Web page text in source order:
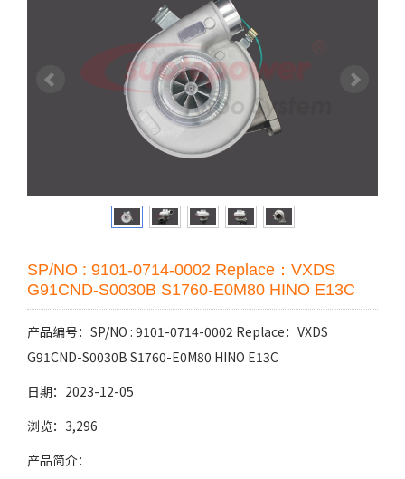
SP/NO : 9101-0714-0002 Replace：VXDS
G91CND-S0030B S1760-E0M80 HINO E13C
产品编号：SP/NO : 9101-0714-0002 Replace：VXDS
G91CND-S0030B S1760-E0M80 HINO E13C
日期：2023-12-05
浏览：3,296
产品简介：